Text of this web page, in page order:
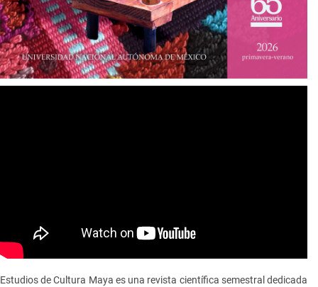
Estudios de Cultura Maya es una revista científica semestral dedicada